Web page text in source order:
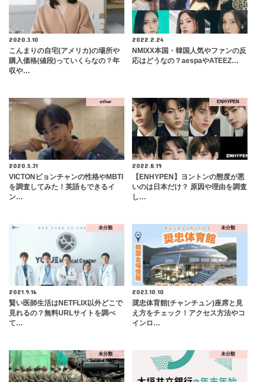
2020.3.10
こんまりの自宅(アメリカ)の場所や
購入価格(値段)っていくらなの？年
収や…
2022.2.24
NMIXX本国・韓国人気やファンの反
応はどうなの？aespaやATEEZ…
other
2020.5.31
VICTONビョンチャンの性格やMBTI
を調査してみた！英語もできるイ
ン…
ENHYPEN
2022.8.19
【ENHYPEN】ヨントンの態度が悪
いのは日本だけ？ 原因や理由を調査
し…
未分類
2021.9.16
賢い医師生活はNETFLIX以外どこで
見れるの？無料URLサイトを調べ
て…
未分類
2023.10.10
奨忠体育館(チャンチュン)座席と見
え方をチェック！アクセス方法やコ
インロ…
未分類 未分類